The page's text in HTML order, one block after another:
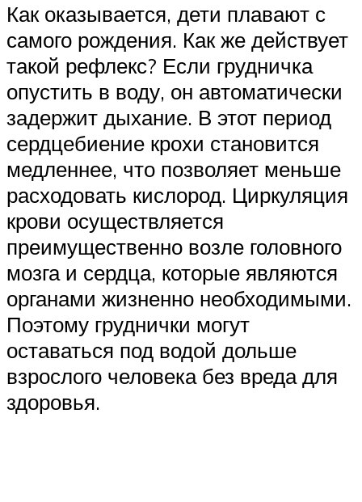
Как оказывается, дети плавают с
самого рождения. Как же действует
такой рефлекс? Если грудничка
опустить в воду, он автоматически
задержит дыхание. В этот период
сердцебиение крохи становится
медленнее, что позволяет меньше
расходовать кислород. Циркуляция
крови осуществляется
преимущественно возле головного
мозга и сердца, которые являются
органами жизненно необходимыми.
Поэтому груднички могут
оставаться под водой дольше
взрослого человека без вреда для
здоровья.